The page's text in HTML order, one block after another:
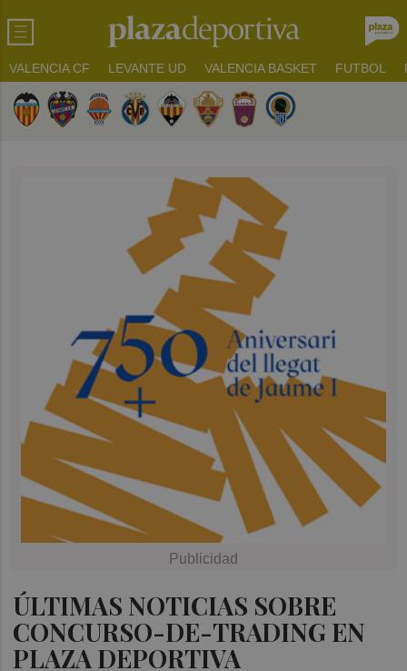
VALENCIA CF LEVANTE UD VALENCIA BASKET FUTBOL
ÚLTIMAS NOTICIAS SOBRE
CONCURSO-DE-TRADING EN
PLAZA DEPORTIVA